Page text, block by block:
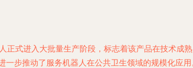
正式进入大批量生产阶段，标志着该产品在技术
步推动了服务机器人在公共卫生领域的规模化应用